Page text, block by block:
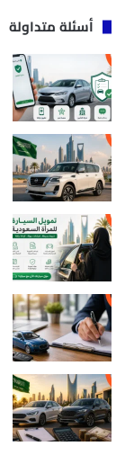
أسئلة متداولة